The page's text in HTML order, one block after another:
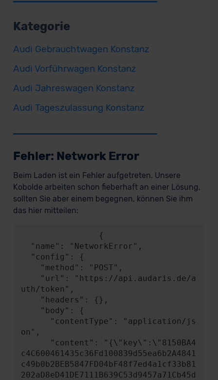
Kategorie
Audi Gebrauchtwagen Konstanz
Audi Vorführwagen Konstanz
Audi Jahreswagen Konstanz
Audi Tageszulassung Konstanz
Fehler: Network Error
Beim Laden ist ein Fehler aufgetreten. Unsere
Kobolde arbeiten schon fieberhaft an einer Lösung,
sollten Sie aber einem begegnen, können Sie ihm
das hier mitteilen:
uth/token",
on",
c4C600461435c36Fd100839d55ea6b2A4841
c49b0b2BEB5847FD04bF48f7ed4a1cf33b81
202aD8eD41DE7111B639C53d9457a71Cb45d